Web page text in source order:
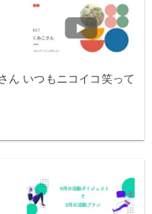
ん いつもニコイコ笑って